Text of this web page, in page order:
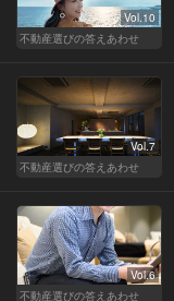
Vol.10
不動産選びの答えあわせ
Vol.7
不動産選びの答えあわせ
Vol.6
不動産選びの答えあわせ